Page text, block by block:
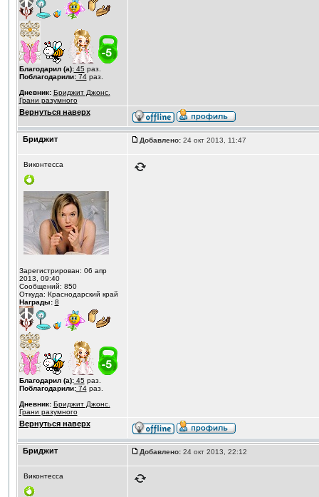
Благодарил (а):45 раз.
Поблагодарили:74раз.
Дневник: Бриджит Джонс.
Грани разумного
Вернуться наверх
Бриджит Добавлено:24 окт 2013, 11:47
Виконтесса
Зарегистрирован: 06 апр
2013, 09:40
Сообщений: 850
Откуда: Краснодарский край
Награды: 8
Благодарил (а):45раз.
Поблагодарили:74раз.
Дневник: Бриджит Джонс.
Грани разумного
Вернуться наверх
Бриджит Добавлено:24 окт 2013, 22:12
Виконтесса